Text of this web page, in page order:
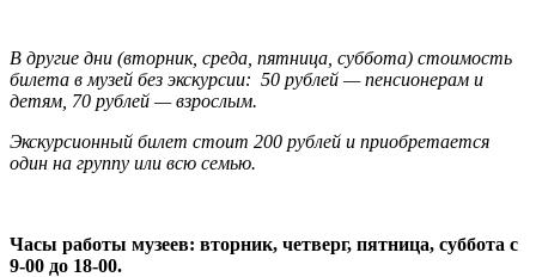
В другие дни (вторник, среда, пятница, суббота) стоимость
билета в музей без экскурсии: 50 рублей — пенсионерам и
детям, 70 рублей — взрослым.
Экскурсионный билет стоит 200 рублей и приобретается
один на группу или всю семью.
Часы работы музеев: вторник, четверг, пятница, суббота с
9-00 до 18-00.